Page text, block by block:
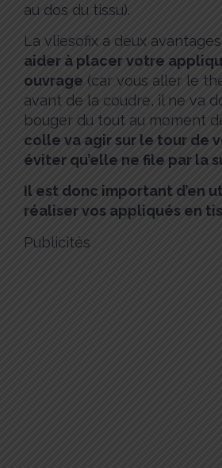
au dos du tissu).
La vliesofix a deux avantages
aider à placer votre
ouvrage (car vous aller le
avant de la coudre, il ne va
bouger du tout au moment
colle va agir sur le tour de
éviter qu’elle ne file par la
Il est donc important d’en
réaliser vos appliqués en
Publicités